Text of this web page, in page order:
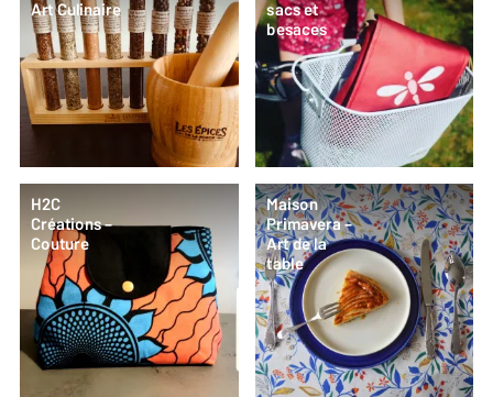
Art Culinaire
sacs et
besaces
H2C
Créations –
Couture
Maison
Primavera –
Art de la
table